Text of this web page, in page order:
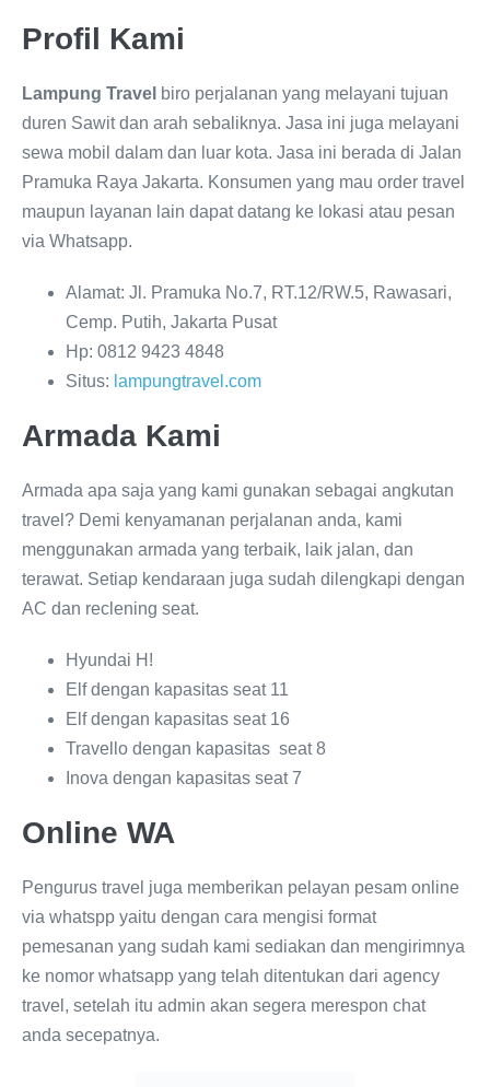
Profil Kami
Lampung Travel biro perjalanan yang melayani tujuan
duren Sawit dan arah sebaliknya. Jasa ini juga melayani
sewa mobil dalam dan luar kota. Jasa ini berada di Jalan
Pramuka Raya Jakarta. Konsumen yang mau order travel
maupun layanan lain dapat datang ke lokasi atau pesan
via Whatsapp.
Alamat: Jl. Pramuka No.7, RT.12/RW.5, Rawasari,
Cemp. Putih, Jakarta Pusat
Hp: 0812 9423 4848
Situs: lampungtravel.com
Armada Kami
Armada apa saja yang kami gunakan sebagai angkutan
travel? Demi kenyamanan perjalanan anda, kami
menggunakan armada yang terbaik, laik jalan, dan
terawat. Setiap kendaraan juga sudah dilengkapi dengan
AC dan reclening seat.
Hyundai H!
Elf dengan kapasitas seat 11
Elf dengan kapasitas seat 16
Travello dengan kapasitas seat 8
Inova dengan kapasitas seat 7
Online WA
Pengurus travel juga memberikan pelayan pesam online
via whatspp yaitu dengan cara mengisi format
pemesanan yang sudah kami sediakan dan mengirimnya
ke nomor whatsapp yang telah ditentukan dari agency
travel, setelah itu admin akan segera merespon chat
anda secepatnya.